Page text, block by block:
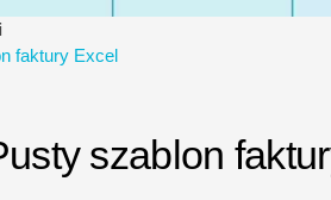
faktury Excel
szablon